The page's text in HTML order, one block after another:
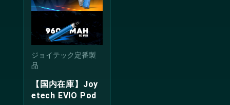
ジョイテック定番製
品
【国内在庫】Joy
etech EVIO Pod